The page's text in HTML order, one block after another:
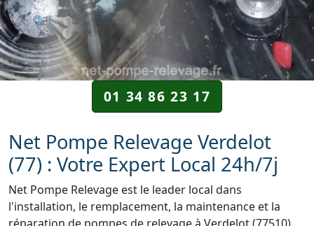
01 34 86 23 17
Net Pompe Relevage Verdelot
(77) : Votre Expert Local 24h/7j
Net Pompe Relevage est le leader local dans
l'installation, le remplacement, la maintenance et la